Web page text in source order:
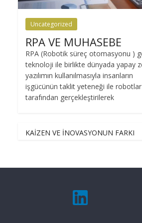
Uncategorized
RPA VE MUHASEBE
RPA (Robotik süreç otomasyonu )
teknoloji ile birlikte dünyada yapay
yazılımın kullanılmasıyla insanların
işgücünün taklit yeteneği ile robotlar
tarafından gerçekleştirilerek
KAİZEN VE İNOVASYONUN FARKI